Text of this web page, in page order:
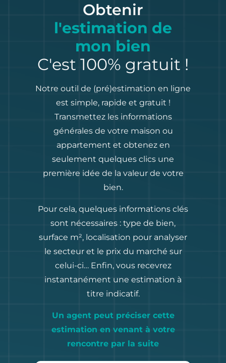
Obtenir
l'estimation de
mon bien
C'est 100% gratuit !
Notre outil de (pré)estimation en ligne
est simple, rapide et gratuit !
Transmettez les informations
générales de votre maison ou
appartement et obtenez en
seulement quelques clics une
première idée de la valeur de votre
bien.
Pour cela, quelques informations clés
sont nécessaires : type de bien,
surface m², localisation pour analyser
le secteur et le prix du marché sur
celui-ci… Enfin, vous recevrez
instantanément une estimation à
titre indicatif.
Un agent peut préciser cette
estimation en venant à votre
rencontre par la suite